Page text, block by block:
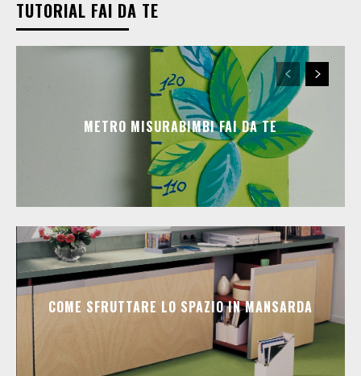
TUTORIAL FAI DA TE
METRO MISURABIMBI FAI DA TE
COME SFRUTTARE LO SPAZIO IN MANSARDA